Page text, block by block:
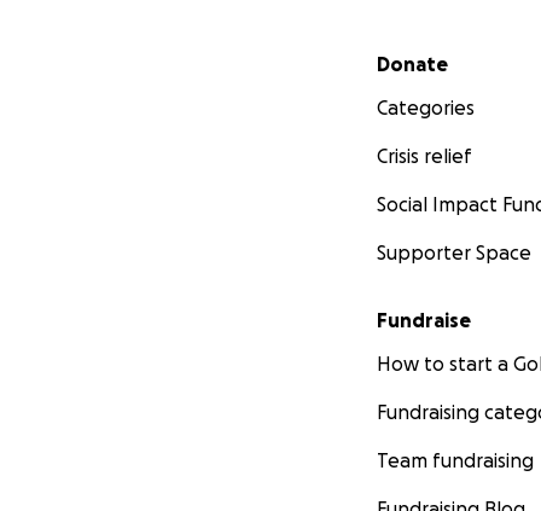
Secondary menu
Donate
Categories
Crisis relief
Social Impact
Supporter Space
Fundraise
How to start a
Fundraising
Team fundraising